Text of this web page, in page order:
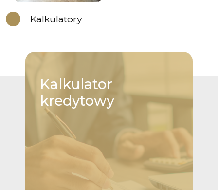
Kalkulatory
Kalkulator
kredytowy